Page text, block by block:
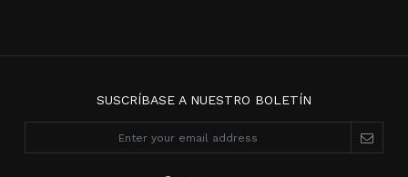
SUSCRÍBASE A NUESTRO BOLETÍN